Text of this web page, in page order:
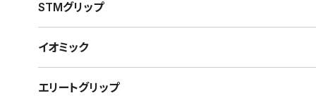
STMグリップ
イオミック
エリートグリップ